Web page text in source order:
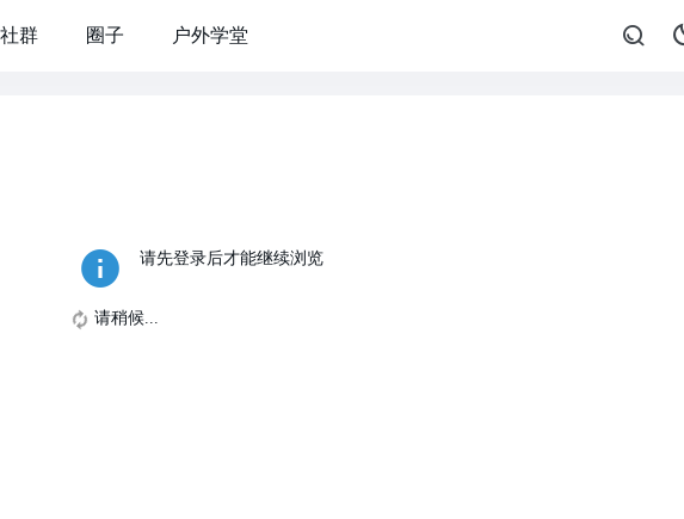
社群 圈子 户外学堂
请先登录后才能继续浏览
请稍候...